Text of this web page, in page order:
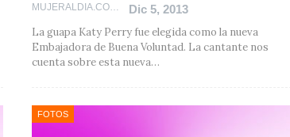
Dic 5, 2013
La guapa Katy Perry fue elegida como la nueva
Embajadora de Buena Voluntad. La cantante nos
cuenta sobre esta nueva…
FOTOS